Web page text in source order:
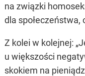
na związki
dla
Z kolei w kolejnej:
u większości
skokiem na